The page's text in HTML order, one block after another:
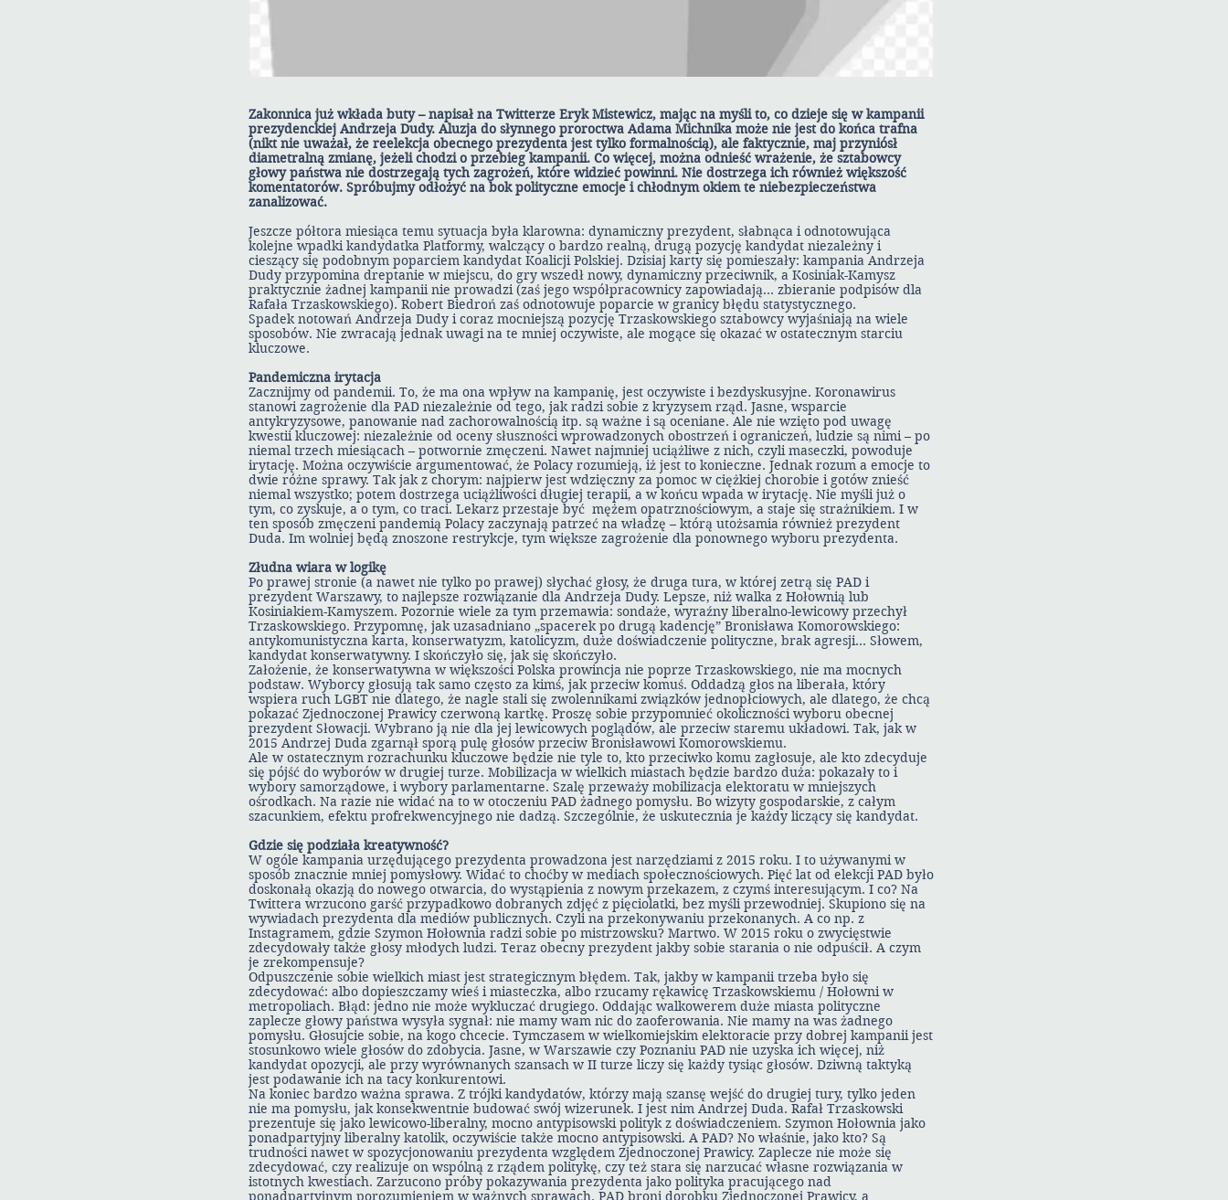
Zakonnica już wkłada buty – napisał na Twitterze Eryk Mistewicz, mając na myśli to, co dzieje się w kampanii
prezydenckiej Andrzeja Dudy. Aluzja do słynnego proroctwa Adama Michnika może nie jest do końca trafna
(nikt nie uważał, że reelekcja obecnego prezydenta jest tylko formalnością), ale faktycznie, maj przyniósł
diametralną zmianę, jeżeli chodzi o przebieg kampanii. Co więcej, można odnieść wrażenie, że sztabowcy
głowy państwa nie dostrzegają tych zagrożeń, które widzieć powinni. Nie dostrzega ich również większość
komentatorów. Spróbujmy odłożyć na bok polityczne emocje i chłodnym okiem te niebezpieczeństwa
zanalizować.
Jeszcze półtora miesiąca temu sytuacja była klarowna: dynamiczny prezydent, słabnąca i odnotowująca
kolejne wpadki kandydatka Platformy, walczący o bardzo realną, drugą pozycję kandydat niezależny i
cieszący się podobnym poparciem kandydat Koalicji Polskiej. Dzisiaj karty się pomieszały: kampania Andrzeja
Dudy przypomina dreptanie w miejscu, do gry wszedł nowy, dynamiczny przeciwnik, a Kosiniak-Kamysz
praktycznie żadnej kampanii nie prowadzi (zaś jego współpracownicy zapowiadają… zbieranie podpisów dla
Rafała Trzaskowskiego). Robert Biedroń zaś odnotowuje poparcie w granicy błędu statystycznego.
Spadek notowań Andrzeja Dudy i coraz mocniejszą pozycję Trzaskowskiego sztabowcy wyjaśniają na wiele
sposobów. Nie zwracają jednak uwagi na te mniej oczywiste, ale mogące się okazać w ostatecznym starciu
kluczowe.
Pandemiczna irytacja
Zacznijmy od pandemii. To, że ma ona wpływ na kampanię, jest oczywiste i bezdyskusyjne. Koronawirus
stanowi zagrożenie dla PAD niezależnie od tego, jak radzi sobie z kryzysem rząd. Jasne, wsparcie
antykryzysowe, panowanie nad zachorowalnością itp. są ważne i są oceniane. Ale nie wzięto pod uwagę
kwestii kluczowej: niezależnie od oceny słuszności wprowadzonych obostrzeń i ograniczeń, ludzie są nimi – po
niemal trzech miesiącach – potwornie zmęczeni. Nawet najmniej uciążliwe z nich, czyli maseczki, powoduje
irytację. Można oczywiście argumentować, że Polacy rozumieją, iż jest to konieczne. Jednak rozum a emocje to
dwie różne sprawy. Tak jak z chorym: najpierw jest wdzięczny za pomoc w ciężkiej chorobie i gotów znieść
niemal wszystko; potem dostrzega uciążliwości długiej terapii, a w końcu wpada w irytację. Nie myśli już o
tym, co zyskuje, a o tym, co traci. Lekarz przestaje być mężem opatrznościowym, a staje się strażnikiem. I w
ten sposób zmęczeni pandemią Polacy zaczynają patrzeć na władzę – którą utożsamia również prezydent
Duda. Im wolniej będą znoszone restrykcje, tym większe zagrożenie dla ponownego wyboru prezydenta.
Złudna wiara w logikę
Po prawej stronie (a nawet nie tylko po prawej) słychać głosy, że druga tura, w której zetrą się PAD i
prezydent Warszawy, to najlepsze rozwiązanie dla Andrzeja Dudy. Lepsze, niż walka z Hołownią lub
Kosiniakiem-Kamyszem. Pozornie wiele za tym przemawia: sondaże, wyraźny liberalno-lewicowy przechył
Trzaskowskiego. Przypomnę, jak uzasadniano „spacerek po drugą kadencję” Bronisława Komorowskiego:
antykomunistyczna karta, konserwatyzm, katolicyzm, duże doświadczenie polityczne, brak agresji… Słowem,
kandydat konserwatywny. I skończyło się, jak się skończyło.
Założenie, że konserwatywna w większości Polska prowincja nie poprze Trzaskowskiego, nie ma mocnych
podstaw. Wyborcy głosują tak samo często za kimś, jak przeciw komuś. Oddadzą głos na liberała, który
wspiera ruch LGBT nie dlatego, że nagle stali się zwolennikami związków jednopłciowych, ale dlatego, że chcą
pokazać Zjednoczonej Prawicy czerwoną kartkę. Proszę sobie przypomnieć okoliczności wyboru obecnej
prezydent Słowacji. Wybrano ją nie dla jej lewicowych poglądów, ale przeciw staremu układowi. Tak, jak w
2015 Andrzej Duda zgarnął sporą pulę głosów przeciw Bronisławowi Komorowskiemu.
Ale w ostatecznym rozrachunku kluczowe będzie nie tyle to, kto przeciwko komu zagłosuje, ale kto zdecyduje
się pójść do wyborów w drugiej turze. Mobilizacja w wielkich miastach będzie bardzo duża: pokazały to i
wybory samorządowe, i wybory parlamentarne. Szalę przeważy mobilizacja elektoratu w mniejszych
ośrodkach. Na razie nie widać na to w otoczeniu PAD żadnego pomysłu. Bo wizyty gospodarskie, z całym
szacunkiem, efektu profrekwencyjnego nie dadzą. Szczególnie, że uskutecznia je każdy liczący się kandydat.
Gdzie się podziała kreatywność?
W ogóle kampania urzędującego prezydenta prowadzona jest narzędziami z 2015 roku. I to używanymi w
sposób znacznie mniej pomysłowy. Widać to choćby w mediach społecznościowych. Pięć lat od elekcji PAD było
doskonałą okazją do nowego otwarcia, do wystąpienia z nowym przekazem, z czymś interesującym. I co? Na
Twittera wrzucono garść przypadkowo dobranych zdjęć z pięciolatki, bez myśli przewodniej. Skupiono się na
wywiadach prezydenta dla mediów publicznych. Czyli na przekonywaniu przekonanych. A co np. z
Instagramem, gdzie Szymon Hołownia radzi sobie po mistrzowsku? Martwo. W 2015 roku o zwycięstwie
zdecydowały także głosy młodych ludzi. Teraz obecny prezydent jakby sobie starania o nie odpuścił. A czym
je zrekompensuje?
Odpuszczenie sobie wielkich miast jest strategicznym błędem. Tak, jakby w kampanii trzeba było się
zdecydować: albo dopieszczamy wieś i miasteczka, albo rzucamy rękawicę Trzaskowskiemu / Hołowni w
metropoliach. Błąd: jedno nie może wykluczać drugiego. Oddając walkowerem duże miasta polityczne
zaplecze głowy państwa wysyła sygnał: nie mamy wam nic do zaoferowania. Nie mamy na was żadnego
pomysłu. Głosujcie sobie, na kogo chcecie. Tymczasem w wielkomiejskim elektoracie przy dobrej kampanii jest
stosunkowo wiele głosów do zdobycia. Jasne, w Warszawie czy Poznaniu PAD nie uzyska ich więcej, niż
kandydat opozycji, ale przy wyrównanych szansach w II turze liczy się każdy tysiąc głosów. Dziwną taktyką
jest podawanie ich na tacy konkurentowi.
Na koniec bardzo ważna sprawa. Z trójki kandydatów, którzy mają szansę wejść do drugiej tury, tylko jeden
nie ma pomysłu, jak konsekwentnie budować swój wizerunek. I jest nim Andrzej Duda. Rafał Trzaskowski
prezentuje się jako lewicowo-liberalny, mocno antypisowski polityk z doświadczeniem. Szymon Hołownia jako
ponadpartyjny liberalny katolik, oczywiście także mocno antypisowski. A PAD? No właśnie, jako kto? Są
trudności nawet w spozycjonowaniu prezydenta względem Zjednoczonej Prawicy. Zaplecze nie może się
zdecydować, czy realizuje on wspólną z rządem politykę, czy też stara się narzucać własne rozwiązania w
istotnych kwestiach. Zarzucono próby pokazywania prezydenta jako polityka pracującego nad
ponadpartyjnym porozumieniem w ważnych sprawach. PAD broni dorobku Zjednoczonej Prawicy, a